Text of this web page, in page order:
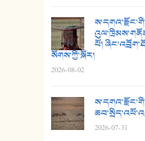
27.
28.
30.
31.
པོ།
སོགས་ཀྱི་སྐོར།
2026-08-02
2026-07-31